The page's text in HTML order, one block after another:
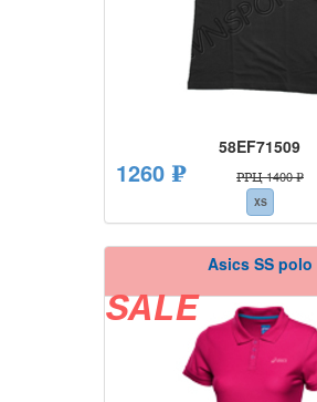
58EF71509
1260 ₽ РРЦ 1400 ₽
XS
Asics SS polo
SALE